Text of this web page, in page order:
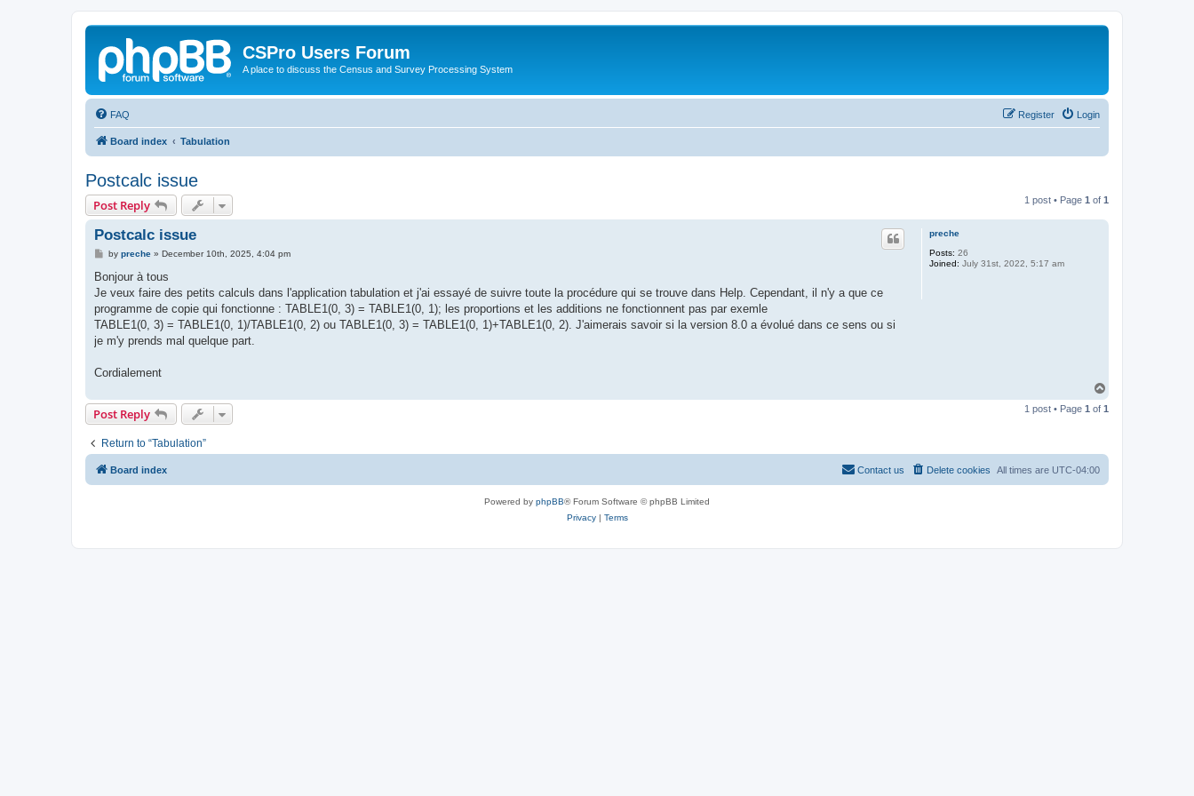
CSPro Users Forum
A place to discuss the Census and Survey Processing System
FAQ Login
Register
Board index Tabulation
Postcalc issue
Post Reply 1 post • Page 1 of 1
preche
Posts: 26
Joined: July 31st, 2022, 5:17 am
Postcalc issue
P
s
by preche» December 10th, 2025, 4:04 pm
Bonjour à tous
Je veux faire des petits calculs dans l'application tabulation et j'ai essayé de suivre toute la procédure qui se trouve dans Help. Cependant, il n'y a que ce
programme de copie qui fonctionne : TABLE1(0, 3) = TABLE1(0, 1); les proportions et les additions ne fonctionnent pas par exemle
TABLE1(0, 3) = TABLE1(0, 1)/TABLE1(0, 2) ou TABLE1(0, 3) = TABLE1(0, 1)+TABLE1(0, 2). J'aimerais savoir si la version 8.0 a évolué dans ce sens ou si
je m'y prends mal quelque part.
Cordialement
p
Post Reply 1 post • Page 1 of 1
Return to “Tabulation”
Board index All times are UTC-04:00
Delete cookies
Contact us
Powered by phpBB® Forum Software © phpBB Limited
Privacy| Terms